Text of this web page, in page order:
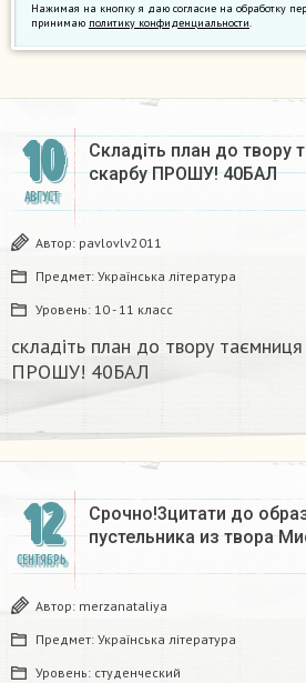
Нажимая на кнопку я даю согласие на обработку
принимаю политику конфиденциальности.
10
АВГУСТ
Складіть план до твору
скарбу ПРОШУ! 40БАЛ​
Автор: pavlovlv2011
Предмет: Українська література
Уровень: 10 - 11 класс
складіть план до твору
ПРОШУ! 40БАЛ​
12
СЕНТЯБРЬ
Срочно!3цитати до
пустельника из твора
Автор: merzanataliya
Предмет: Українська література
Уровень: студенческий